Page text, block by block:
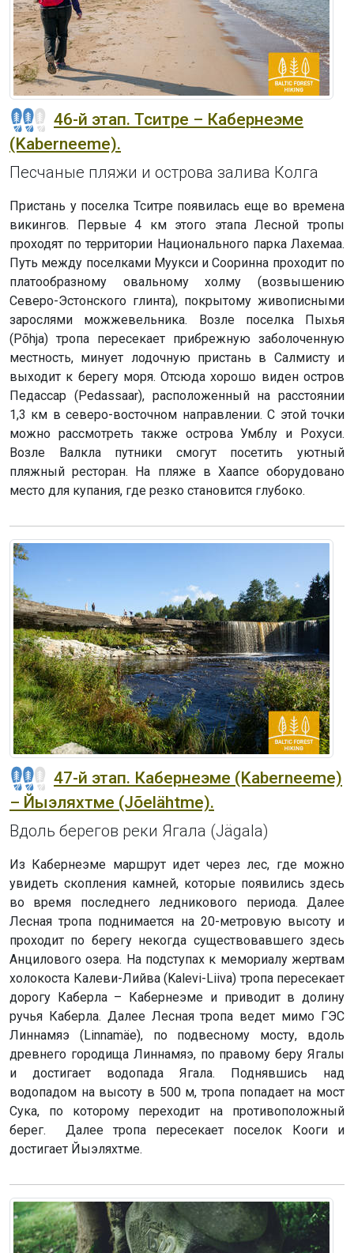
46-й этап. Тситре – Кабернеэме
(Kaberneeme).
Песчаные пляжи и острова залива Колга
Пристань у поселка Тситре появилась еще во времена
викингов. Первые 4 км этого этапа Лесной тропы
проходят по территории Национального парка Лахемаа.
Путь между поселками Муукси и Сооринна проходит по
платообразному овальному холму (возвышению
Северо-Эстонского глинта), покрытому живописными
зарослями можжевельника. Возле поселка Пыхья
(Põhja) тропа пересекает прибрежную заболоченную
местность, минует лодочную пристань в Салмисту и
выходит к берегу моря. Отсюда хорошо виден остров
Педассар (Pedassaar), расположенный на расстоянии
1,3 км в северо-восточном направлении. С этой точки
можно рассмотреть также острова Умблу и Рохуси.
Возле Валкла путники смогут посетить уютный
пляжный ресторан. На пляже в Хаапсе оборудовано
место для купания, где резко становится глубоко.
47-й этап. Кабернеэме (Kaberneeme)
– Йыэляхтме (Jõelähtme).
Вдоль берегов реки Ягала (Jägala)
Из Кабернеэме маршрут идет через лес, где можно
увидеть скопления камней, которые появились здесь
во время последнего ледникового периода. Далее
Лесная тропа поднимается на 20-метровую высоту и
проходит по берегу некогда существовавшего здесь
Анцилового озера. На подступах к мемориалу жертвам
холокоста Калеви-Лийва (Kalevi-Liiva) тропа пересекает
дорогу Каберла – Кабернеэме и приводит в долину
ручья Каберла. Далее Лесная тропа ведет мимо ГЭС
Линнамяэ (Linnamäe), по подвесному мосту, вдоль
древнего городища Линнамяэ, по правому беру Ягалы
и достигает водопада Ягала. Поднявшись над
водопадом на высоту в 500 м, тропа попадает на мост
Сука, по которому переходит на противоположный
берег. Далее тропа пересекает поселок Кооги и
достигает Йыэляхтме.